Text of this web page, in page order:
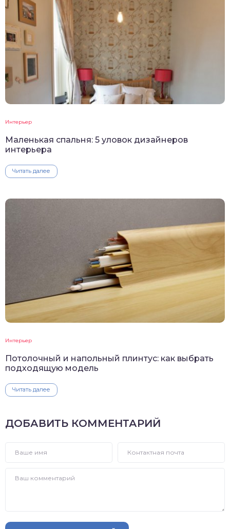
Интерьер
Маленькая спальня: 5 уловок дизайнеров
интерьера
Читать далее
Интерьер
Потолочный и напольный плинтус: как выбрать
подходящую модель
Читать далее
ДОБАВИТЬ КОММЕНТАРИЙ